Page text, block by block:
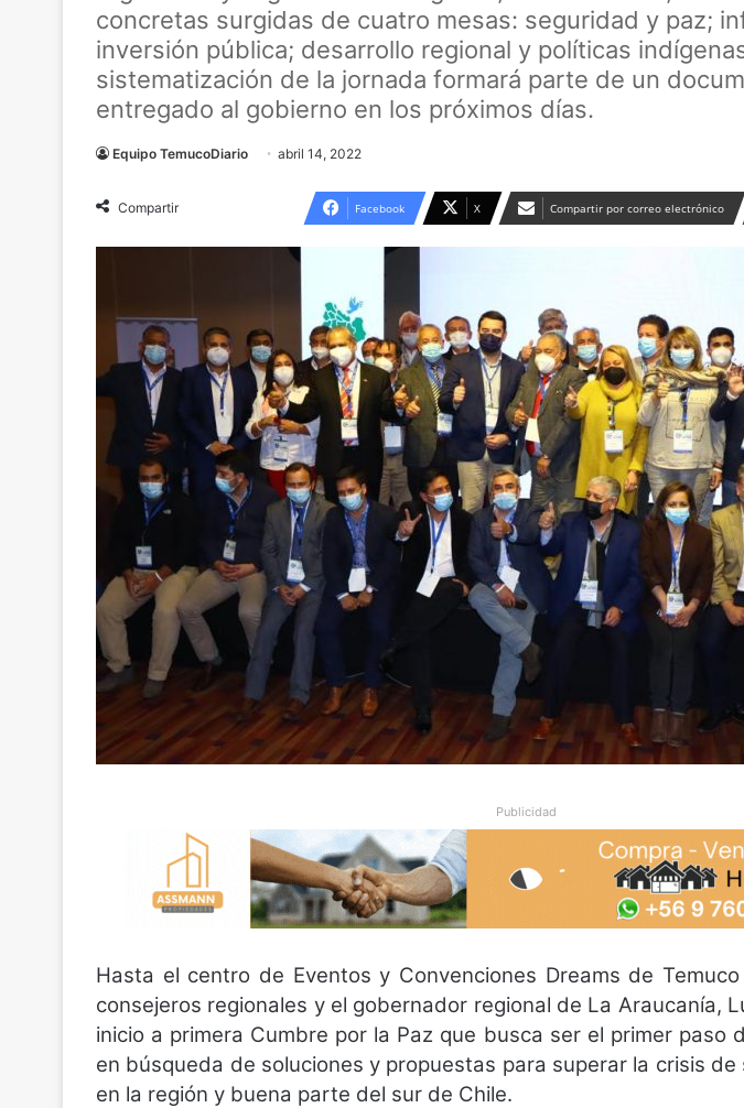
concretas surgidas de cuatro mesas: seguridad y paz;
inversión pública; desarrollo regional y políticas
sistematización de la jornada formará parte de un
entregado al gobierno en los próximos días.
Equipo TemucoDiario abril 14, 2022
Compartir Facebook X Compartir por correo electrónico
Publicidad
Hasta el centro de Eventos y Convenciones Dreams de
consejeros regionales y el gobernador regional de La Araucanía,
inicio a primera Cumbre por la Paz que busca ser el primer paso
en búsqueda de soluciones y propuestas para superar la crisis
en la región y buena parte del sur de Chile.